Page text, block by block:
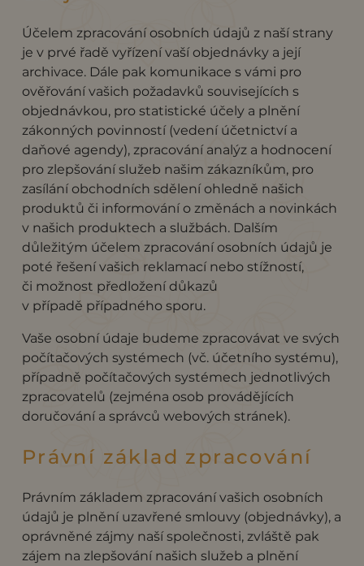
Účelem zpracování osobních údajů z naší strany
je v prvé řadě vyřízení vaší objednávky a její
archivace. Dále pak komunikace s vámi pro
ověřování vašich požadavků souvisejících s
objednávkou, pro statistické účely a plnění
zákonných povinností (vedení účetnictví a
daňové agendy), zpracování analýz a hodnocení
pro zlepšování služeb našim zákazníkům, pro
zasílání obchodních sdělení ohledně našich
produktů či informování o změnách a novinkách
v našich produktech a službách. Dalším
důležitým účelem zpracování osobních údajů je
poté řešení vašich reklamací nebo stížností,
či možnost předložení důkazů
v případě případného sporu.
Vaše osobní údaje budeme zpracovávat ve svých
počítačových systémech (vč. účetního systému),
případně počítačových systémech jednotlivých
zpracovatelů (zejména osob provádějících
doručování a správců webových stránek).
Právní základ zpracování
Právním základem zpracování vašich osobních
údajů je plnění uzavřené smlouvy (objednávky), a
oprávněné zájmy naší společnosti, zvláště pak
zájem na zlepšování našich služeb a plnění